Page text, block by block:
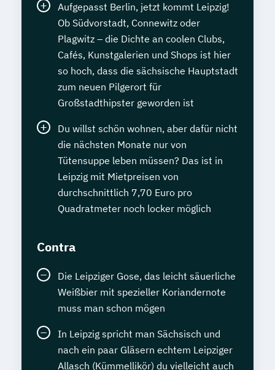
Aufgepasst Berlin, jetzt kommt Leipzig!
Ob Südvorstadt, Connewitz oder
Plagwitz – die Dichte an coolen Clubs,
Cafés, Kunstgalerien und Shops ist hier
so hoch, dass die sächsische Hauptstadt
zum neuen Pilgerort für
Großstadthipster geworden ist
Du willst schön wohnen, aber dafür nicht
die nächsten Monate nur von
Tütensuppe leben müssen? Das ist in
Leipzig mit Mietpreisen von
durchschnittlich 7,70 Euro pro
Quadratmeter noch locker möglich
Contra
Die Leipziger Gose, das leicht säuerliche
Weißbier mit spezieller Koriandernote
muss man schon mögen
In Leipzig spricht man Sächsisch und
nach ein paar Gläsern echtem Leipziger
Allasch (Kümmellikör) du vielleicht auch